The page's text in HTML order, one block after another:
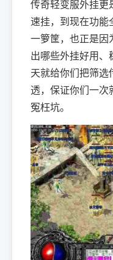
传奇轻变服外挂更
速挂，到现在功能
一箩筐，也正是因
出哪些外挂好用
天就给你们把筛
透，保证你们一
冤枉坑。